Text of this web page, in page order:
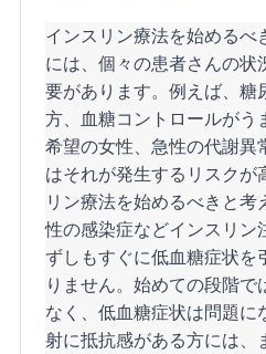
インスリン療法を始めるべ
には、個々の患者さんの状
要があります。例えば、糖
方、血糖コントロールがう
希望の女性、急性の代謝異
はそれが発生するリスクが
リン療法を始めるべきと
性の感染症などインスリン
ずしもすぐに低血糖症状を
りません。始めての段階
なく、低血糖症状は問題に
射に抵抗感がある方には、